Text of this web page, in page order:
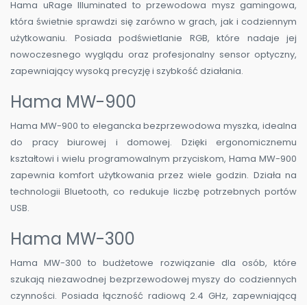
Hama uRage Illuminated to przewodowa mysz gamingowa,
która świetnie sprawdzi się zarówno w grach, jak i codziennym
użytkowaniu. Posiada podświetlanie RGB, które nadaje jej
nowoczesnego wyglądu oraz profesjonalny sensor optyczny,
zapewniający wysoką precyzję i szybkość działania.
Hama MW-900
Hama MW-900 to elegancka bezprzewodowa myszka, idealna
do pracy biurowej i domowej. Dzięki ergonomicznemu
kształtowi i wielu programowalnym przyciskom, Hama MW-900
zapewnia komfort użytkowania przez wiele godzin. Działa na
technologii Bluetooth, co redukuje liczbę potrzebnych portów
USB.
Hama MW-300
Hama MW-300 to budżetowe rozwiązanie dla osób, które
szukają niezawodnej bezprzewodowej myszy do codziennych
czynności. Posiada łączność radiową 2.4 GHz, zapewniającą